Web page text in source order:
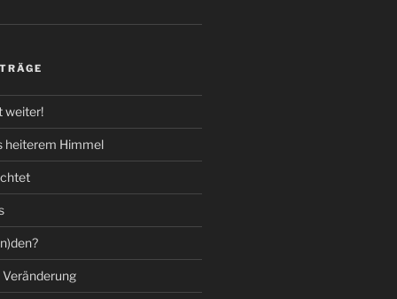
weiter!
heiterem Himmel